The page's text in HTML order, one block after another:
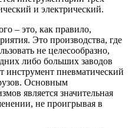
и электрический.
– это, как правило,
Это производства, где
не целесообразно,
либо больших заводов
инструмент пневматический
Основным
является значительная
не проигрывая в